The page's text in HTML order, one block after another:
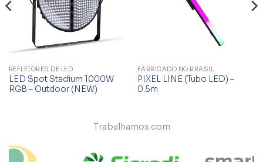
REFLETORES DE LED
LED Spot Stadium 1000W
RGB – Outdoor (NEW)
FABRICADO NO BRASIL
PIXEL LINE (Tubo LED) –
0.5m
Trabalhamos com